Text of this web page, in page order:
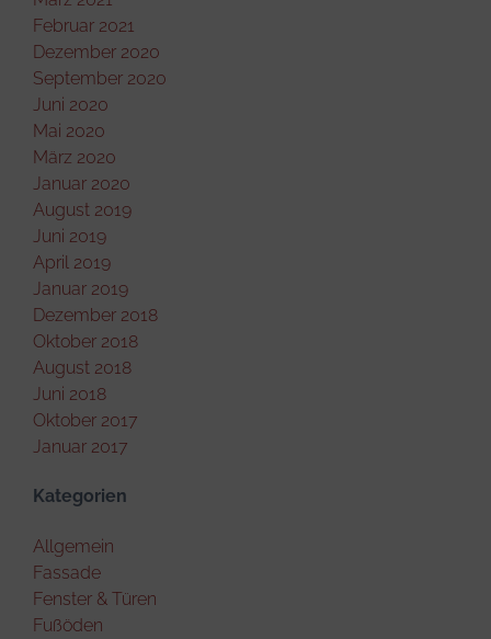
Februar 2021
Dezember 2020
September 2020
Juni 2020
Mai 2020
März 2020
Januar 2020
August 2019
Juni 2019
April 2019
Januar 2019
Dezember 2018
Oktober 2018
August 2018
Juni 2018
Oktober 2017
Januar 2017
Kategorien
Allgemein
Fassade
Fenster & Türen
Fußöden